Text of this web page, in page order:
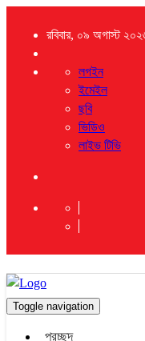
রবিবার, ০৯ অগাস্ট
লগইন
ইমেইল
ছবি
ভিডিও
লাইভ টিভি
Toggle navigation
প্রচ্ছদ